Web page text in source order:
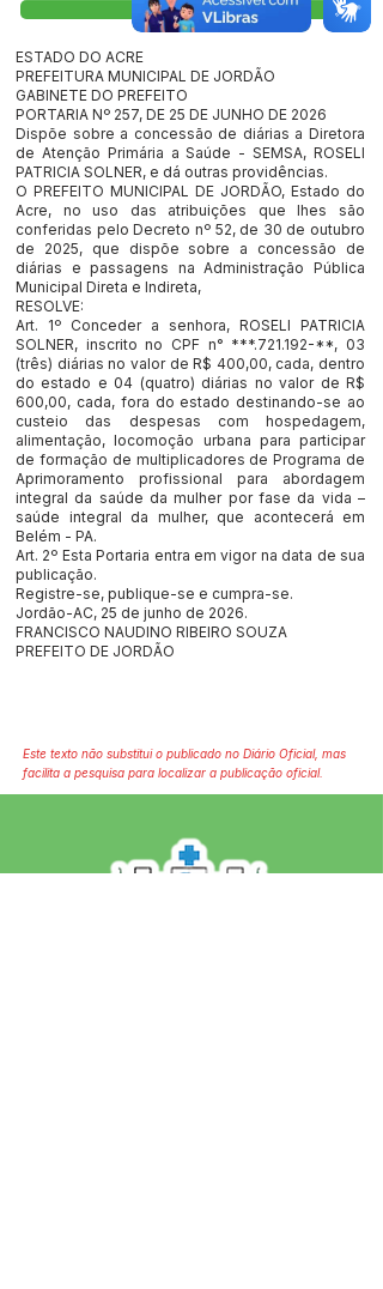
Visualizar
ESTADO DO ACRE
PREFEITURA MUNICIPAL DE JORDÃO
GABINETE DO PREFEITO
PORTARIA Nº 257, DE 25 DE JUNHO DE 2026
Dispõe sobre a concessão de diárias a Diretora
de Atenção Primária a Saúde - SEMSA, ROSELI
PATRICIA SOLNER, e dá outras providências.
O PREFEITO MUNICIPAL DE JORDÃO, Estado do
Acre, no uso das atribuições que lhes são
conferidas pelo Decreto nº 52, de 30 de outubro
de 2025, que dispõe sobre a concessão de
diárias e passagens na Administração Pública
Municipal Direta e Indireta,
RESOLVE:
Art. 1º Conceder a senhora, ROSELI PATRICIA
SOLNER, inscrito no CPF n° ***.721.192-**, 03
(três) diárias no valor de R$ 400,00, cada, dentro
do estado e 04 (quatro) diárias no valor de R$
600,00, cada, fora do estado destinando-se ao
custeio das despesas com hospedagem,
alimentação, locomoção urbana para participar
de formação de multiplicadores de Programa de
Aprimoramento profissional para abordagem
integral da saúde da mulher por fase da vida –
saúde integral da mulher, que acontecerá em
Belém - PA.
Art. 2º Esta Portaria entra em vigor na data de sua
publicação.
Registre-se, publique-se e cumpra-se.
Jordão-AC, 25 de junho de 2026.
FRANCISCO NAUDINO RIBEIRO SOUZA
PREFEITO DE JORDÃO
Este texto não substitui o publicado no Diário Oficial, mas
facilita a pesquisa para localizar a publicação oficial.